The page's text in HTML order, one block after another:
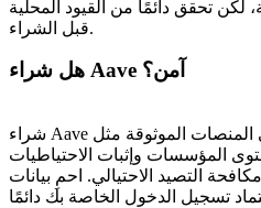
لكن تحقق دائمًا من القيود المحلية
قبل الشراء.
هل شراء Aave آمن؟
شراء Aave آمن بشكل عام على المنصات الموثوقة مثل Bitrue،
المؤسسات وإثبات الاحتياطيات
مكافحة التصيد الاحتيالي. احمِ بيانات